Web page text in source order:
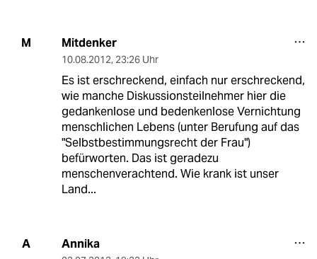
M Mitdenker
10.08.2012, 23:26 Uhr
Es ist erschreckend, einfach nur erschreckend,
wie manche Diskussionsteilnehmer hier die
gedankenlose und bedenkenlose Vernichtung
menschlichen Lebens (unter Berufung auf das
"Selbstbestimmungsrecht der Frau")
befürworten. Das ist geradezu
menschenverachtend. Wie krank ist unser
Land...
A Annika